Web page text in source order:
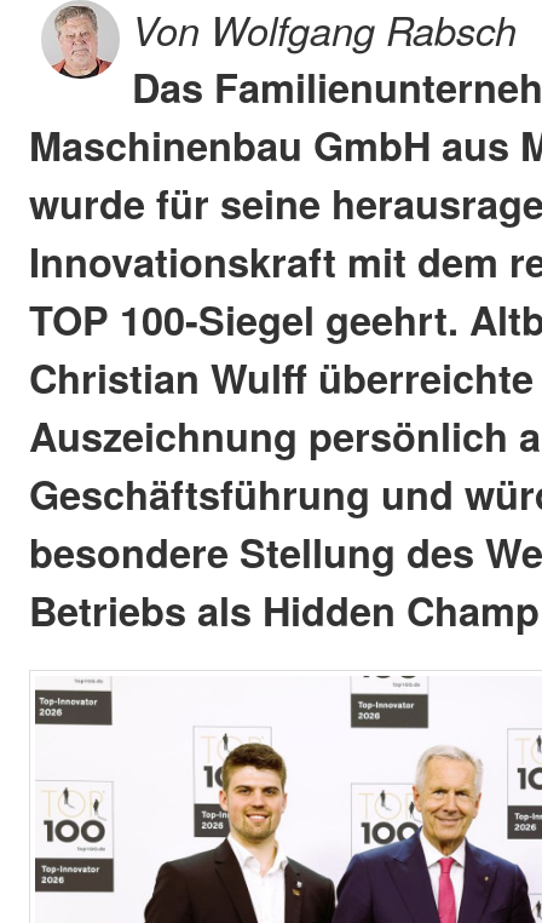
Von Wolfgang Rabsch
Das
Maschinenbau GmbH aus
wurde für seine
Innovationskraft mit dem
TOP 100-Siegel geehrt.
Christian Wulff
Auszeichnung persönlich
Geschäftsführung und
besondere Stellung des
Betriebs als Hidden